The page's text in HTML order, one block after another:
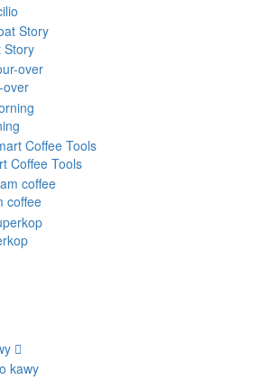
Story
over
Coffee Tools
coffee